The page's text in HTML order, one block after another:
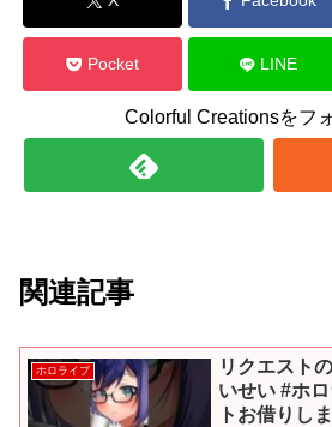
Pocket LINE
Colorful Creationsをフ
関連記事
ホロライブ
リクエスト
いせい #ホ
トお借りし